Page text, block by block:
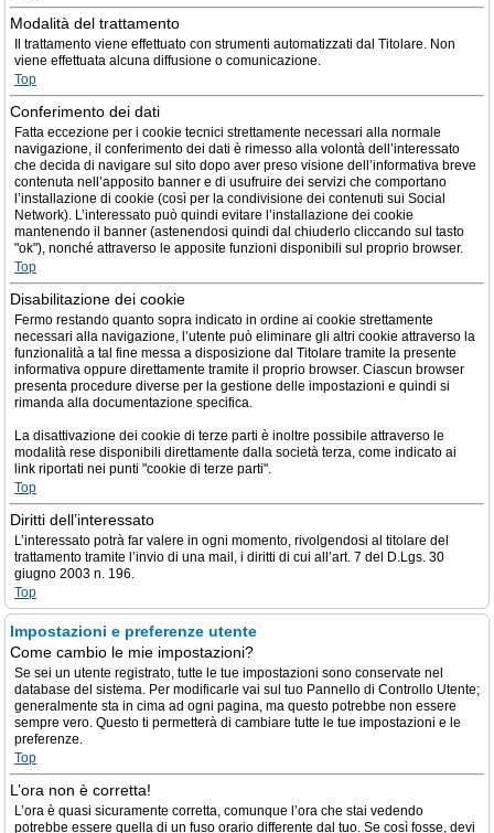
Modalità del trattamento
Il trattamento viene effettuato con strumenti automatizzati dal Titolare. Non
viene effettuata alcuna diffusione o comunicazione.
Top
Conferimento dei dati
Fatta eccezione per i cookie tecnici strettamente necessari alla normale
navigazione, il conferimento dei dati è rimesso alla volontà dell’interessato
che decida di navigare sul sito dopo aver preso visione dell’informativa breve
contenuta nell’apposito banner e di usufruire dei servizi che comportano
l’installazione di cookie (così per la condivisione dei contenuti sui Social
Network). L’interessato può quindi evitare l’installazione dei cookie
mantenendo il banner (astenendosi quindi dal chiuderlo cliccando sul tasto
"ok"), nonché attraverso le apposite funzioni disponibili sul proprio browser.
Top
Disabilitazione dei cookie
Fermo restando quanto sopra indicato in ordine ai cookie strettamente
necessari alla navigazione, l’utente può eliminare gli altri cookie attraverso la
funzionalità a tal fine messa a disposizione dal Titolare tramite la presente
informativa oppure direttamente tramite il proprio browser. Ciascun browser
presenta procedure diverse per la gestione delle impostazioni e quindi si
rimanda alla documentazione specifica.
La disattivazione dei cookie di terze parti è inoltre possibile attraverso le
modalità rese disponibili direttamente dalla società terza, come indicato ai
link riportati nei punti "cookie di terze parti".
Top
Diritti dell’interessato
L’interessato potrà far valere in ogni momento, rivolgendosi al titolare del
trattamento tramite l’invio di una mail, i diritti di cui all’art. 7 del D.Lgs. 30
giugno 2003 n. 196.
Top
Impostazioni e preferenze utente
Come cambio le mie impostazioni?
Se sei un utente registrato, tutte le tue impostazioni sono conservate nel
database del sistema. Per modificarle vai sul tuo Pannello di Controllo Utente;
generalmente sta in cima ad ogni pagina, ma questo potrebbe non essere
sempre vero. Questo ti permetterà di cambiare tutte le tue impostazioni e le
preferenze.
Top
L’ora non è corretta!
L’ora è quasi sicuramente corretta, comunque l’ora che stai vedendo
potrebbe essere quella di un fuso orario differente dal tuo. Se così fosse, devi